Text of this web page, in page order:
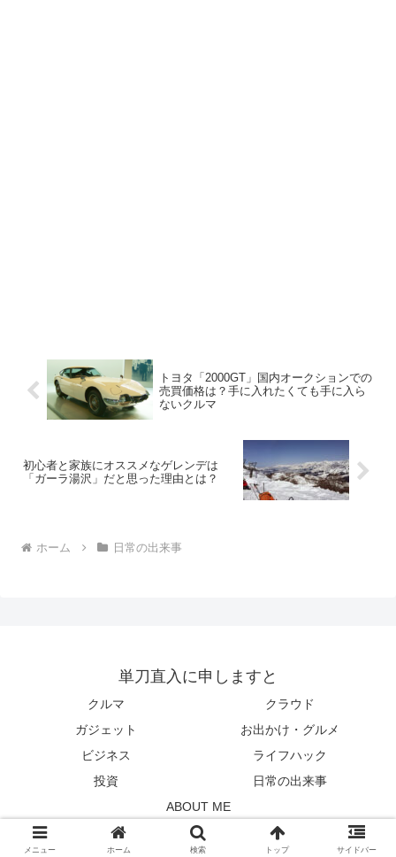
トヨタ「2000GT」国内オークションでの
売買価格は？手に入れたくても手に入ら
ないクルマ
初心者と家族にオススメなゲレンデは
「ガーラ湯沢」だと思った理由とは？
ホーム 日常の出来事
単刀直入に申しますと
クルマ
クラウド
ガジェット
お出かけ・グルメ
ビジネス
ライフハック
投資
日常の出来事
ABOUT ME
© 2009 単刀直入に申しますと.
メニュー ホーム 検索 トップ サイドバー